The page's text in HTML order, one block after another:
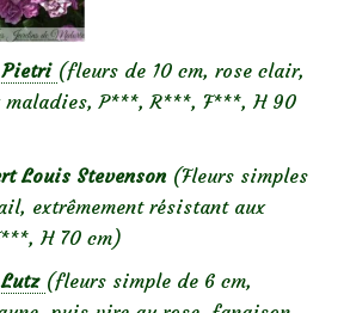
Pietri (fleurs de 10 cm, rose clair,
maladies, P***, R***, F***, H 90
Louis Stevenson (Fleurs simples
extrêmement résistant aux
H 70 cm)
(fleurs simple de 6 cm,